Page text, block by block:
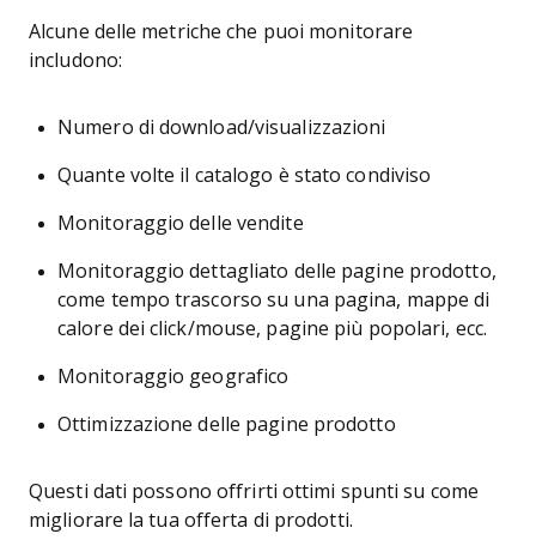
Alcune delle metriche che puoi monitorare
includono:
Numero di download/visualizzazioni
Quante volte il catalogo è stato condiviso
Monitoraggio delle vendite
Monitoraggio dettagliato delle pagine prodotto,
come tempo trascorso su una pagina, mappe di
calore dei click/mouse, pagine più popolari, ecc.
Monitoraggio geografico
Ottimizzazione delle pagine prodotto
Questi dati possono offrirti ottimi spunti su come
migliorare la tua offerta di prodotti.